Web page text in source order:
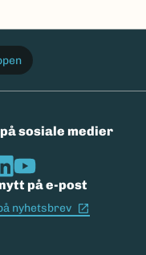
på sosiale medier
på e-post
nyhetsbrev